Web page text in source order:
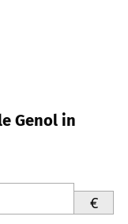
Genol in
€